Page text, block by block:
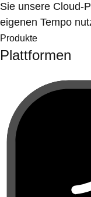
Sie unsere Cloud-
eigenen Tempo
Produkte
Plattformen